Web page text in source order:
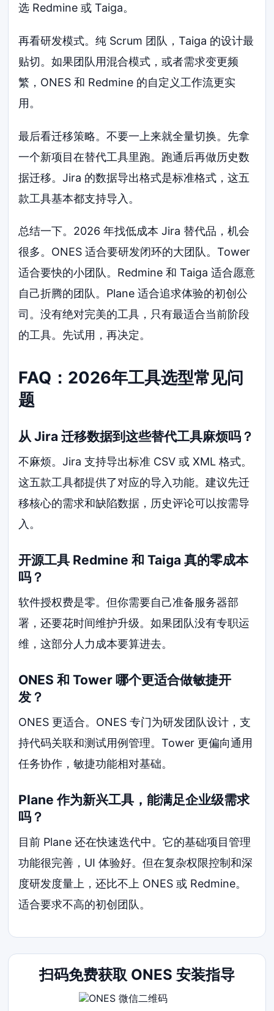
选 Redmine 或 Taiga。
再看研发模式。纯 Scrum 团队，Taiga 的设计最
贴切。如果团队用混合模式，或者需求变更频
繁，ONES 和 Redmine 的自定义工作流更实
用。
最后看迁移策略。不要一上来就全量切换。先拿
一个新项目在替代工具里跑。跑通后再做历史数
据迁移。Jira 的数据导出格式是标准格式，这五
款工具基本都支持导入。
总结一下。2026 年找低成本 Jira 替代品，机会
很多。ONES 适合要研发闭环的大团队。Tower
适合要快的小团队。Redmine 和 Taiga 适合愿意
自己折腾的团队。Plane 适合追求体验的初创公
司。没有绝对完美的工具，只有最适合当前阶段
的工具。先试用，再决定。
FAQ：2026年工具选型常见问
题
从 Jira 迁移数据到这些替代工具麻烦吗？
不麻烦。Jira 支持导出标准 CSV 或 XML 格式。
这五款工具都提供了对应的导入功能。建议先迁
移核心的需求和缺陷数据，历史评论可以按需导
入。
开源工具 Redmine 和 Taiga 真的零成本
吗？
软件授权费是零。但你需要自己准备服务器部
署，还要花时间维护升级。如果团队没有专职运
维，这部分人力成本要算进去。
ONES 和 Tower 哪个更适合做敏捷开
发？
ONES 更适合。ONES 专门为研发团队设计，支
持代码关联和测试用例管理。Tower 更偏向通用
任务协作，敏捷功能相对基础。
Plane 作为新兴工具，能满足企业级需求
吗？
目前 Plane 还在快速迭代中。它的基础项目管理
功能很完善，UI 体验好。但在复杂权限控制和深
度研发度量上，还比不上 ONES 或 Redmine。
适合要求不高的初创团队。
扫码免费获取 ONES 安装指导